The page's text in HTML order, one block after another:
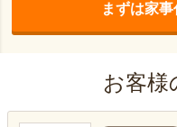
まずは家
お客様